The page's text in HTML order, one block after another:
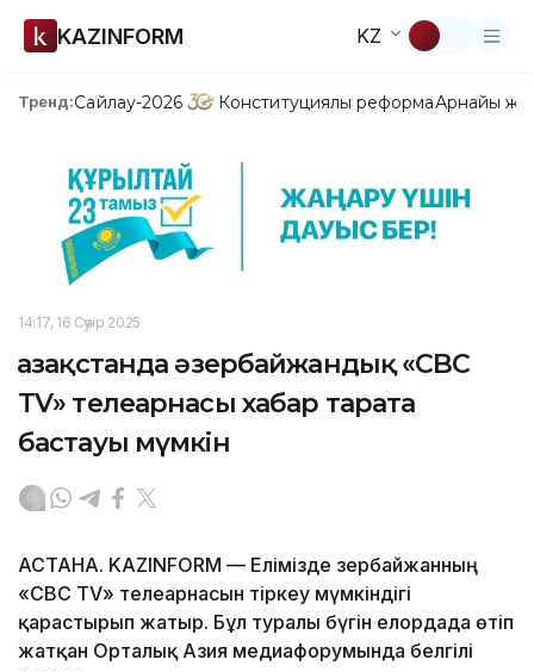
KAZINFORM KZ
Тренд:Сайлау-2026 Конституциялық реформаАрнайы
14:17, 16 Сәуір 2025
Қазақстанда әзербайжандық «CBC
TV» телеарнасы хабар тарата
бастауы мүмкін
АСТАНА. KAZINFORM — Елімізде Әзербайжанның
«CBC TV» телеарнасын тіркеу мүмкіндігі
қарастырып жатыр. Бұл туралы бүгін елордада өтіп
жатқан Орталық Азия медиафорумында белгілі